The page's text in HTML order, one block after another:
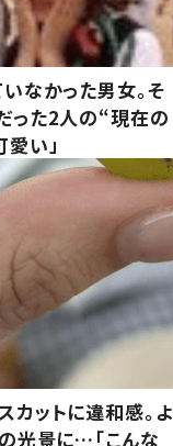
いなかった男女。そ
った2人の“現在の
い」
カットに違和感。よ
光景に…「こんな